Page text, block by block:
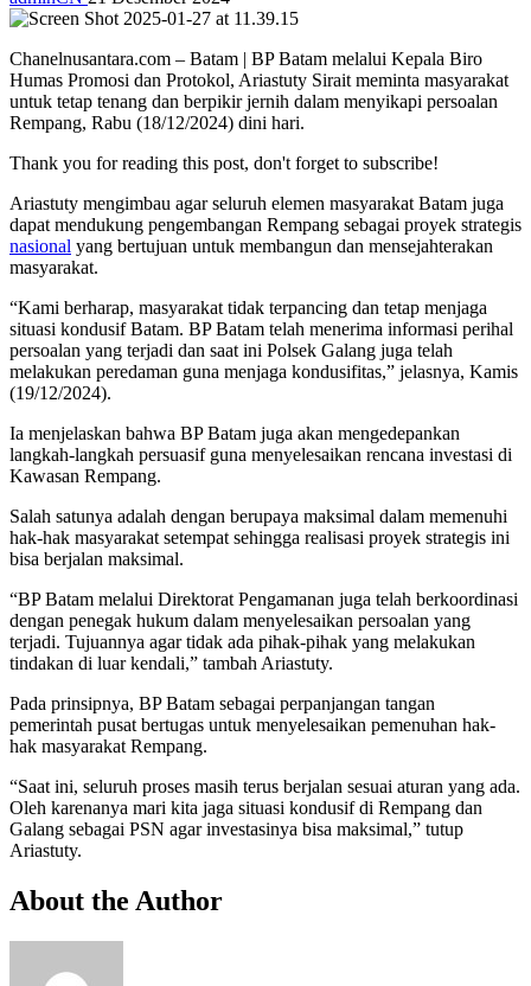
Chanelnusantara.com – Batam | BP Batam melalui Kepala Biro
Humas Promosi dan Protokol, Ariastuty Sirait meminta masyarakat
untuk tetap tenang dan berpikir jernih dalam menyikapi persoalan
Rempang, Rabu (18/12/2024) dini hari.
Thank you for reading this post, don't forget to subscribe!
Ariastuty mengimbau agar seluruh elemen masyarakat Batam juga
dapat mendukung pengembangan Rempang sebagai proyek strategis
nasional yang bertujuan untuk membangun dan mensejahterakan
masyarakat.
“Kami berharap, masyarakat tidak terpancing dan tetap menjaga
situasi kondusif Batam. BP Batam telah menerima informasi perihal
persoalan yang terjadi dan saat ini Polsek Galang juga telah
melakukan peredaman guna menjaga kondusifitas,” jelasnya, Kamis
(19/12/2024).
Ia menjelaskan bahwa BP Batam juga akan mengedepankan
langkah-langkah persuasif guna menyelesaikan rencana investasi di
Kawasan Rempang.
Salah satunya adalah dengan berupaya maksimal dalam memenuhi
hak-hak masyarakat setempat sehingga realisasi proyek strategis ini
bisa berjalan maksimal.
“BP Batam melalui Direktorat Pengamanan juga telah berkoordinasi
dengan penegak hukum dalam menyelesaikan persoalan yang
terjadi. Tujuannya agar tidak ada pihak-pihak yang melakukan
tindakan di luar kendali,” tambah Ariastuty.
Pada prinsipnya, BP Batam sebagai perpanjangan tangan
pemerintah pusat bertugas untuk menyelesaikan pemenuhan hak-
hak masyarakat Rempang.
“Saat ini, seluruh proses masih terus berjalan sesuai aturan yang ada.
Oleh karenanya mari kita jaga situasi kondusif di Rempang dan
Galang sebagai PSN agar investasinya bisa maksimal,” tutup
Ariastuty.
About the Author